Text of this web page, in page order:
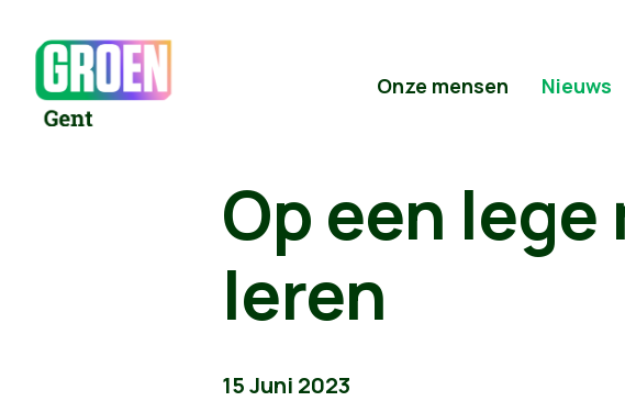
Onze mensen Nieuws
Op een
leren
15 Juni 2023